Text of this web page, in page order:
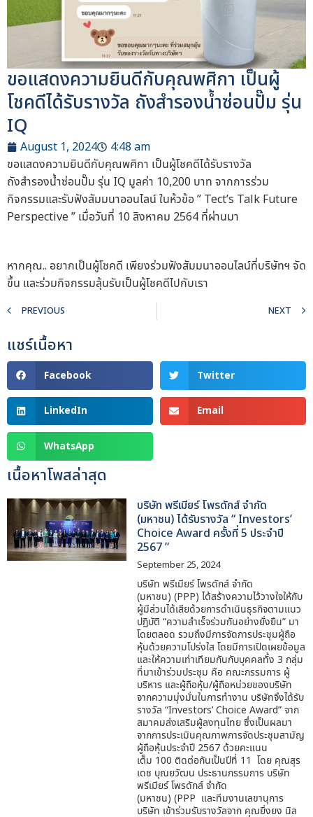
ขอแสดงความยินดีกับคุณพศิกา เป็นผู้
โชคดีได้รับรางวัล ถังสำรองน้ำซ่อนปั๊ม รุ่น
IQ
August 1, 2024
4:48 am
ขอแสดงความยินดีกับคุณพศิกา เป็นผู้โชคดีได้รับรางวัล
ถังสำรองน้ำซ่อนปั๊ม รุ่น IQ มูลค่า 10,200 บาท จากการร่วม
กิจกรรมและรับฟังสัมมนาออนไลน์ ในห้วข้อ ” Tect’s Talk Future
Perspective ” เมื่อวันที่ 10 สิงหาคม 2564 ที่ผ่านมา
หากคุณ.. อยากเป็นผู้โชคดี เพียงร่วมฟังสัมมนาออนไลน์ที่บริษัทฯ จัด
ขึ้น และร่วมกิจกรรมลุ้นรับเป็นผู้โชคดีไปกับเรา
PREVIOUS NEXT
แชร์เนื้อหา
Facebook Twitter
LinkedIn Email
WhatsApp
เนื้อหาโพสล่าสุด
บริษัท พรีเมียร์ โพรดักส์ จำกัด
(มหาชน) ได้รับรางวัล “ Investors’
Choice Award ครั้งที่ 5 ประจำปี
2567 ”
September 25, 2024
บริษัท พรีเมียร์ โพรดักส์ จำกัด
(มหาชน) (PPP) ได้สร้างความไว้วางใจให้กับ
ผู้มีส่วนได้เสียด้วยการดำเนินธุรกิจตามแนว
ปฏิบัติ “ความสำเร็จร่วมกันอย่างยั่งยืน” มา
โดยตลอด รวมถึงมีการจัดการประชุมผู้ถือ
หุ้นด้วยความโปร่งใส โดยมีการเปิดเผยข้อมูล
และให้ความเท่าเทียมกันกับบุคคลทั้ง 3 กลุ่ม
ที่มาเข้าร่วมประชุม คือ คณะกรรมการ ผู้
บริหาร และผู้ถือหุ้น/ผู้ถือหน่วยของบริษัท
จากความมุ่งมั่นในการทำงาน บริษัทจึงได้รับ
รางวัล “Investors’ Choice Award” จาก
สมาคมส่งเสริมผู้ลงทุนไทย ซึ่งเป็นผลมา
จากการประเมินคุณภาพการจัดประชุมสามัญ
ผู้ถือหุ้นประจำปี 2567 ด้วยคะแนน
เต็ม 100 ติดต่อกันเป็นปีที่ 11 โดย คุณสุร
เดช บุณยวัฒน ประธานกรรมการ บริษัท
พรีเมียร์ โพรดักส์ จำกัด
(มหาชน) (PPP และทีมงานเลขานุการ
บริษัท เข้าร่วมรับรางวัลจาก คุณยิ่งยง นิล